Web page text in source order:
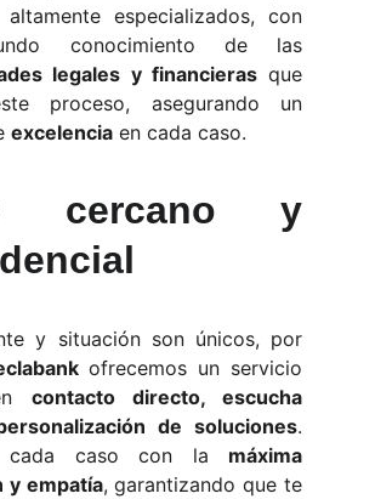
altamente especializados, con
conocimiento de las
legales y financierasque
proceso, asegurando un
excelencia en cada caso.
cercano y
y situación son únicos, por
ofrecemos un servicio
contacto directo, escucha
de soluciones.
cada caso con la máxima
y empatía, garantizando que te